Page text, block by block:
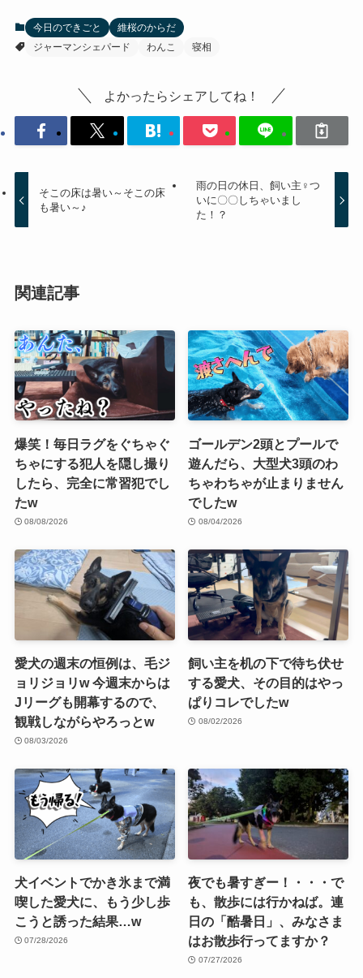
今日のできごと
維桜のからだ
ジャーマンシェパード
わんこ 寝相
よかったらシェアしてね！
そこの床は暑い～そこの床
も暑い～♪
雨の日の休日、飼い主♀つ
いに〇〇しちゃいまし
た！？
関連記事
爆笑！毎日ラグをぐちゃぐ
ちゃにする犯人を隠し撮り
したら、完全に常習犯でし
たw
08/08/2026
ゴールデン2頭とプールで
遊んだら、大型犬3頭のわ
ちゃわちゃが止まりません
でしたw
08/04/2026
愛犬の週末の恒例は、毛ジ
ョリジョリw 今週末からは
Jリーグも開幕するので、
観戦しながらやろっとw
08/03/2026
飼い主を机の下で待ち伏せ
する愛犬、その目的はやっ
ぱりコレでしたw
08/02/2026
犬イベントでかき氷まで満
喫した愛犬に、もう少し歩
こうと誘った結果…w
07/28/2026
夜でも暑すぎー！・・・で
も、散歩には行かねば。連
日の「酷暑日」、みなさま
はお散歩行ってますか？
07/27/2026